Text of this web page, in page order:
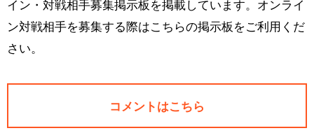
イン・対戦相手募集掲示板を掲載しています。オンライ
ン対戦相手を募集する際はこちらの掲示板をご利用くだ
さい。
コメントはこちら